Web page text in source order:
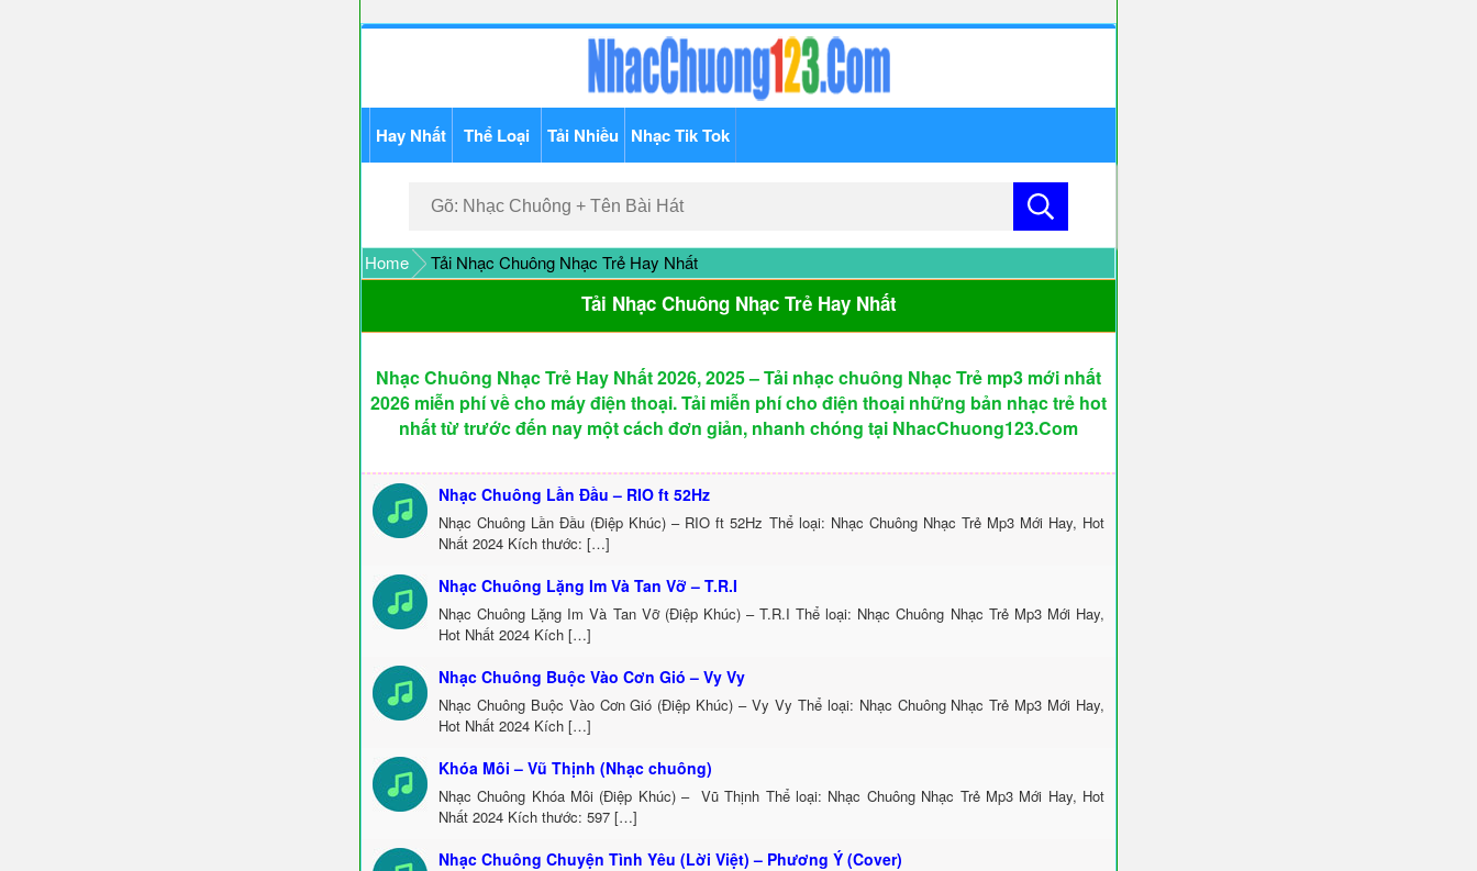
Hay Nhất Thể Loại Tải Nhiều Nhạc Tik Tok
Home Tải Nhạc Chuông Nhạc Trẻ Hay Nhất
Tải Nhạc Chuông Nhạc Trẻ Hay Nhất
Nhạc Chuông Nhạc Trẻ Hay Nhất 2026, 2025 – Tải nhạc chuông Nhạc Trẻ mp3 mới nhất
2026 miễn phí về cho máy điện thoại. Tải miễn phí cho điện thoại những bản nhạc trẻ hot
nhất từ trước đến nay một cách đơn giản, nhanh chóng tại NhacChuong123.Com
Nhạc Chuông Lần Đầu – RIO ft 52Hz
Nhạc Chuông Lần Đầu (Điệp Khúc) – RIO ft 52Hz Thể loại: Nhạc Chuông Nhạc Trẻ Mp3 Mới Hay, Hot
Nhất 2024 Kích thước: […]
Nhạc Chuông Lặng Im Và Tan Vỡ – T.R.I
Nhạc Chuông Lặng Im Và Tan Vỡ (Điệp Khúc) – T.R.I Thể loại: Nhạc Chuông Nhạc Trẻ Mp3 Mới Hay,
Hot Nhất 2024 Kích […]
Nhạc Chuông Buộc Vào Cơn Gió – Vy Vy
Nhạc Chuông Buộc Vào Cơn Gió (Điệp Khúc) – Vy Vy Thể loại: Nhạc Chuông Nhạc Trẻ Mp3 Mới Hay,
Hot Nhất 2024 Kích […]
Khóa Môi – Vũ Thịnh (Nhạc chuông)
Nhạc Chuông Khóa Môi (Điệp Khúc) – Vũ Thịnh Thể loại: Nhạc Chuông Nhạc Trẻ Mp3 Mới Hay, Hot
Nhất 2024 Kích thước: 597 […]
Nhạc Chuông Chuyện Tình Yêu (Lời Việt) – Phương Ý (Cover)